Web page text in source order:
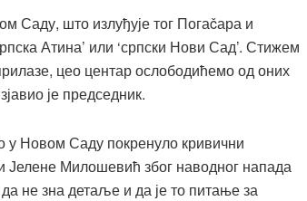
Саду, што излуђује тог Погаčара и
Атина’ или ‘српски Нови Сад’. Стижем
цео центар ослободићемо од оних
је председник.
у Новом Саду покренуло кривични
Јелене Милошевић због наводног напада
не зна детаље и да је то питање за